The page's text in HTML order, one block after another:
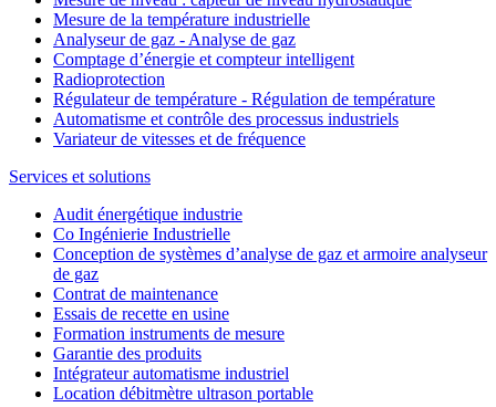
Mesure de la température industrielle
Analyseur de gaz - Analyse de gaz
Comptage d’énergie et compteur intelligent
Radioprotection
Régulateur de température - Régulation de température
Automatisme et contrôle des processus industriels
Variateur de vitesses et de fréquence
Services et solutions
Audit énergétique industrie
Co Ingénierie Industrielle
Conception de systèmes d’analyse de gaz et armoire analyseur
de gaz
Contrat de maintenance
Essais de recette en usine
Formation instruments de mesure
Garantie des produits
Intégrateur automatisme industriel
Location débitmètre ultrason portable